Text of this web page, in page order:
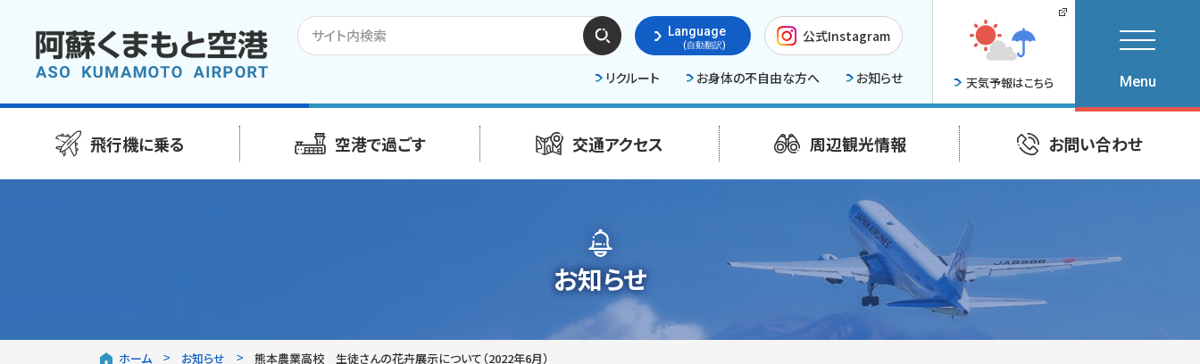
検索
する
Language
(自動翻訳)
公式Instagram
リクルート お身体の不自由な方へ お知らせ 天気予報はこちら
飛行機に乗る 空港で過ごす 交通アクセス 周辺観光情報 お問い合わせ
お知らせ
ホーム お知らせ 熊本農業高校 生徒さんの花卉展示について（2022年6月）